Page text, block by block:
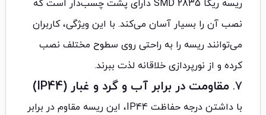
ریسه ریگا 2835 SMD دارای پشت چسب‌دار است که
نصب آن را بسیار آسان می‌کند. با این ویژگی، کاربران
می‌توانند ریسه را به راحتی روی سطوح مختلف نصب
کرده و از نورپردازی خلاقانه لذت ببرند.
7. مقاومت در برابر آب و گرد و غبار (IP44)
با داشتن درجه حفاظت IP44، این ریسه مقاوم در برابر